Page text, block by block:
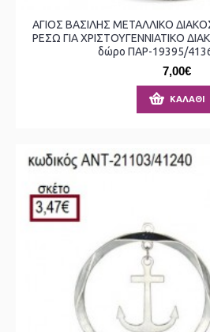
ΑΓΙΟΣ ΒΑΣΙΛΗΣ ΜΕΤΑΛΛΙΚΟ
ΡΕΣΩ ΓΙΑ ΧΡΙΣΤΟΥΓΕΝΝΙΑΤΙΚΟ
δώρο ΠΑΡ-19395/
7,00€
ΚΑΛΆΘΙ